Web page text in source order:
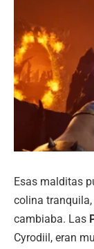
Esas malditas
colina tranquila,
cambiaba. Las
Cyrodiil, eran